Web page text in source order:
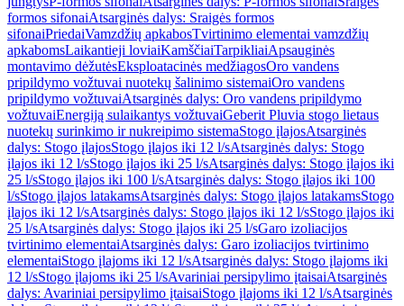
formos sifonaiAtsarginės dalys: Sraigės formos
sifonaiPriedaiVamzdžių apkabosTvirtinimo elementai vamzdžių
apkabomsLaikantieji loviaiKamščiaiTarpikliaiApsauginės
montavimo dėžutėsEksploatacinės medžiagosOro vandens
pripildymo vožtuvai nuotekų šalinimo sistemaiOro vandens
pripildymo vožtuvaiAtsarginės dalys: Oro vandens pripildymo
vožtuvaiEnergiją sulaikantys vožtuvaiGeberit Pluvia stogo lietaus
nuotekų surinkimo ir nukreipimo sistemaStogo įlajosAtsarginės
dalys: Stogo įlajosStogo įlajos iki 12 l/sAtsarginės dalys: Stogo
įlajos iki 12 l/sStogo įlajos iki 25 l/sAtsarginės dalys: Stogo įlajos iki
25 l/sStogo įlajos iki 100 l/sAtsarginės dalys: Stogo įlajos iki 100
l/sStogo įlajos latakamsAtsarginės dalys: Stogo įlajos latakamsStogo
įlajos iki 12 l/sAtsarginės dalys: Stogo įlajos iki 12 l/sStogo įlajos iki
25 l/sAtsarginės dalys: Stogo įlajos iki 25 l/sGaro izoliacijos
tvirtinimo elementaiAtsarginės dalys: Garo izoliacijos tvirtinimo
elementaiStogo įlajoms iki 12 l/sAtsarginės dalys: Stogo įlajoms iki
12 l/sStogo įlajoms iki 25 l/sAvariniai persipylimo įtaisaiAtsarginės
dalys: Avariniai persipylimo įtaisaiStogo įlajoms iki 12 l/sAtsarginės